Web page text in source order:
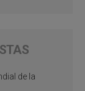
de la